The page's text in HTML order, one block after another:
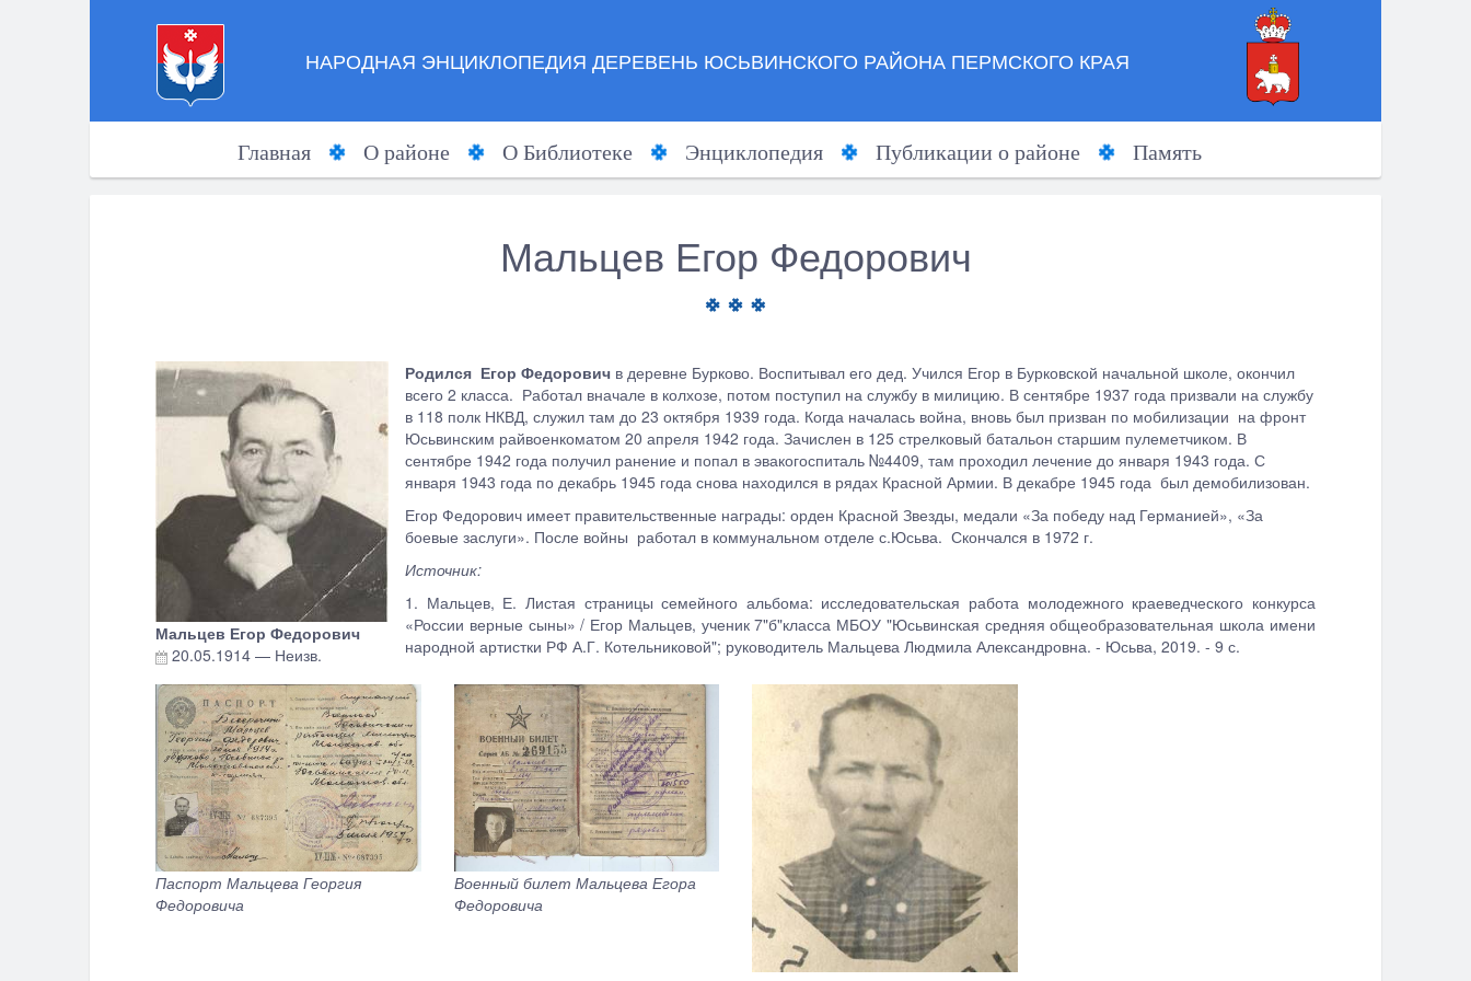
НАРОДНАЯ ЭНЦИКЛОПЕДИЯ ДЕРЕВЕНЬ ЮСЬВИНСКОГО РАЙОНА ПЕРМСКОГО КРАЯ
Главная О районе О Библиотеке Энциклопедия Публикации о районе Память
Мальцев Егор Федорович
Мальцев Егор Федорович
20.05.1914 — Неизв.
Родился Егор Федорович в деревне Бурково. Воспитывал его дед. Учился Егор в Бурковской начальной школе, окончил
всего 2 класса. Работал вначале в колхозе, потом поступил на службу в милицию. В сентябре 1937 года призвали на службу
в 118 полк НКВД, служил там до 23 октября 1939 года. Когда началась война, вновь был призван по мобилизации на фронт
Юсьвинским райвоенкоматом 20 апреля 1942 года. Зачислен в 125 стрелковый батальон старшим пулеметчиком. В
сентябре 1942 года получил ранение и попал в эвакогоспиталь №4409, там проходил лечение до января 1943 года. С
января 1943 года по декабрь 1945 года снова находился в рядах Красной Армии. В декабре 1945 года был демобилизован.
Егор Федорович имеет правительственные награды: орден Красной Звезды, медали «За победу над Германией», «За
боевые заслуги». После войны работал в коммунальном отделе с.Юсьва. Скончался в 1972 г.
Источник:
1. Мальцев, Е. Листая страницы семейного альбома: исследовательская работа молодежного краеведческого конкурса
«России верные сыны» / Егор Мальцев, ученик 7"б"класса МБОУ "Юсьвинская средняя общеобразовательная школа имени
народной артистки РФ А.Г. Котельниковой"; руководитель Мальцева Людмила Александровна. - Юсьва, 2019. - 9 с.
Паспорт Мальцева Георгия
Федоровича
Военный билет Мальцева Егора
Федоровича